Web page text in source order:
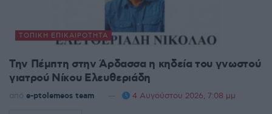
ΤΟΠΙΚΉ ΕΠΙΚΑΙΡΌΤΗΤΑ
Την Πέμπτη στην Άρδασσα η κηδεία του γνωστού
γιατρού Νίκου Ελευθεριάδη
από e-ptolemeos team 4 Αυγούστου 2026, 7:08 μμ